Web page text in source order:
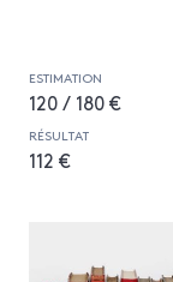
ESTIMATION
120 / 180 €
RÉSULTAT
112 €